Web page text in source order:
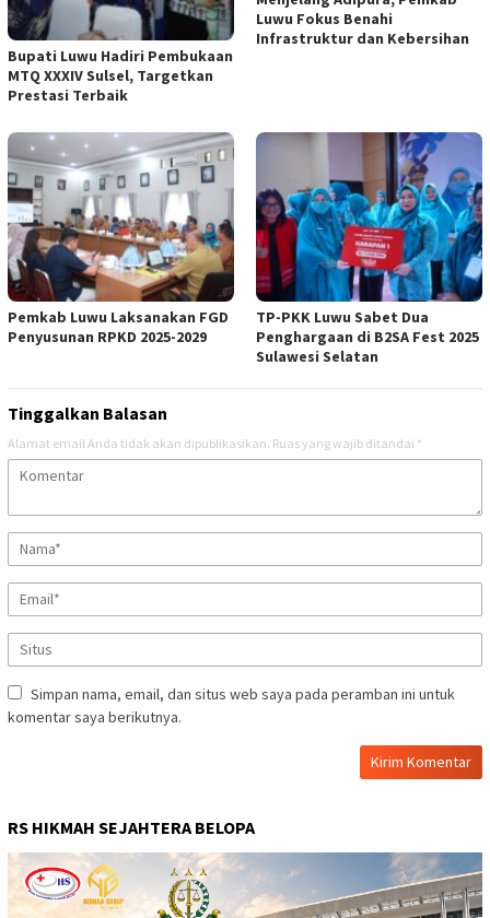
Bupati Luwu Hadiri Pembukaan
MTQ XXXIV Sulsel, Targetkan
Prestasi Terbaik
Luwu Fokus Benahi
Infrastruktur dan Kebersihan
Pemkab Luwu Laksanakan FGD
Penyusunan RPKD 2025-2029
TP-PKK Luwu Sabet Dua
Penghargaan di B2SA Fest 2025
Sulawesi Selatan
Tinggalkan Balasan
Alamat email Anda tidak akan dipublikasikan. Ruas yang wajib ditandai *
Simpan nama, email, dan situs web saya pada peramban ini untuk
komentar saya berikutnya.
RS HIKMAH SEJAHTERA BELOPA